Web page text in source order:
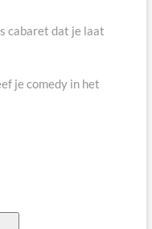
cabaret dat je laat
je comedy in het